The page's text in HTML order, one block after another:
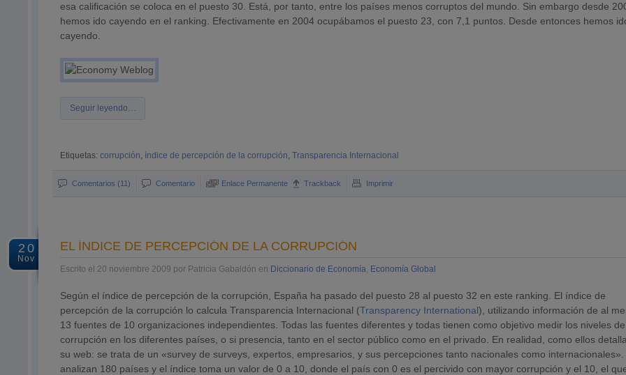
esa calificación se coloca en el puesto 30. Está, por tanto, entre los países menos corruptos del mundo. Sin embargo desde
hemos ido cayendo en el ranking. Efectivamente en 2004 ocupábamos el puesto 23, con 7,1 puntos. Desde entonces hemos
cayendo.
Seguir leyendo…
Etiquetas:corrupción, índice de percepción de la corrupción,Transparencia Internacional
Comentarios (11) Comentario Enlace Permanente Trackback Imprimir
20
Nov
EL ÍNDICE DE PERCEPCIÓN DE LA CORRUPCIÓN
Escrito el 20 noviembre 2009 por Patricia Gabaldón en Diccionario de Economía, Economía Global
Según el índice de percepción de la corrupción, España ha pasado del puesto 28 al puesto 32 en este ranking. El índice de
percepción de la corrupción lo calcula Transparencia Internacional (Transparency International), utilizando información de al
13 fuentes de 10 organizaciones independientes. Todas las fuentes diferentes y todas tienen como objetivo medir los niveles de
corrupción en los diferentes países, o si presencia, tanto en el sector público como en el privado. En realidad, como ellos
su web: se trata de un «survey de surveys, expertos, empresarios, y sus percepciones tanto nacionales como internacionales».
analizan 180 países y el índice toma un valor de 0 a 10, donde el país con 0 es el percivido con mayor corrupción y el 10, el